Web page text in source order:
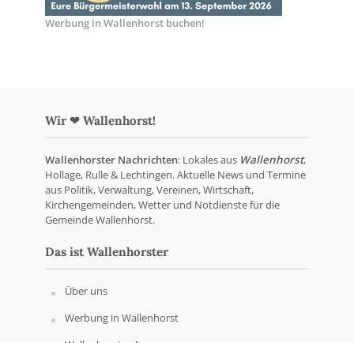
Werbung in Wallenhorst buchen!
Wir ❤ Wallenhorst!
Wallenhorster Nachrichten: Lokales aus Wallenhorst,
Hollage, Rulle & Lechtingen. Aktuelle News und Termine
aus Politik, Verwaltung, Vereinen, Wirtschaft,
Kirchengemeinden, Wetter und Notdienste für die
Gemeinde Wallenhorst.
Das ist Wallenhorster
Über uns
Werbung in Wallenhorst